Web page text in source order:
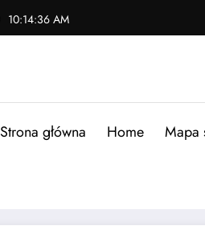
10:14:37 AM
Strona główna Home Mapa